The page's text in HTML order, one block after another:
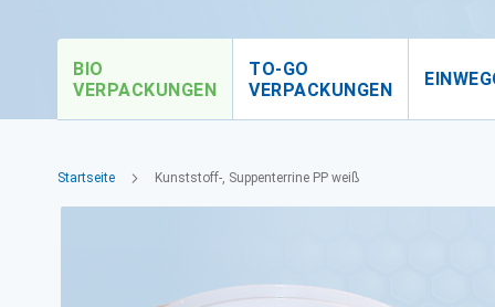
BIO
VERPACKUNGEN
TO-GO
VERPACKUNGEN
Startseite Kunststoff-, Suppenterrine PP weiß